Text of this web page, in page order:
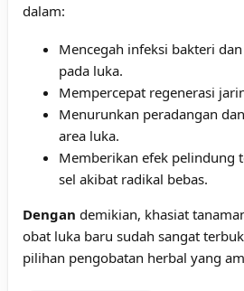
dalam:
Mencegah infeksi bakteri
pada luka.
Mempercepat regenerasi
Menurunkan peradangan
area luka.
Memberikan efek pelindung
sel akibat radikal bebas.
Dengan demikian, khasiat
obat luka baru sudah sangat
pilihan pengobatan herbal yang